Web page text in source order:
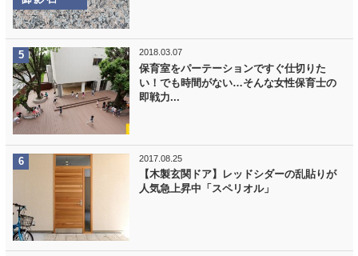
2018.03.07
保育室をパーテーションですぐ仕切りた
い！でも時間がない…そんな女性保育士の
即戦力...
2017.08.25
【木製玄関ドア】レッドシダーの乱貼りが
人気急上昇中「スペリオル」